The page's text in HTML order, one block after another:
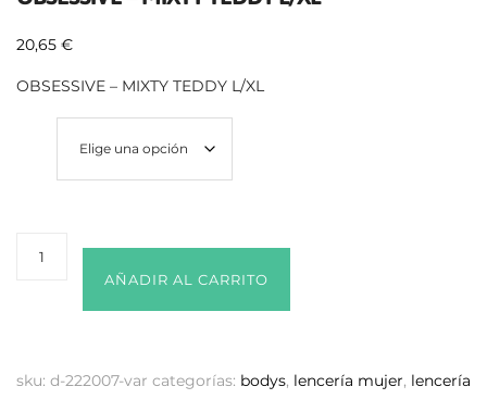
20,65 €
OBSESSIVE – MIXTY TEDDY L/XL
AÑADIR AL CARRITO
sku: d-222007-var categorías: bodys, lencería mujer, lencería